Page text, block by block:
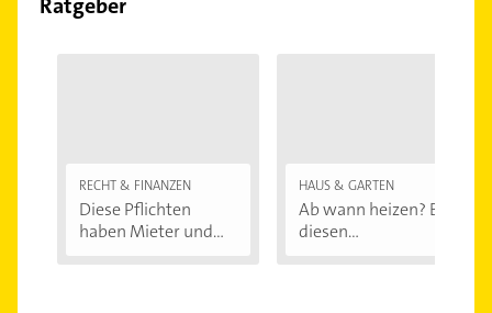
RECHT & FINANZEN
Diese Pflichten
haben Mieter und...
HAUS & GARTEN
Ab wann heizen? Bei
diesen